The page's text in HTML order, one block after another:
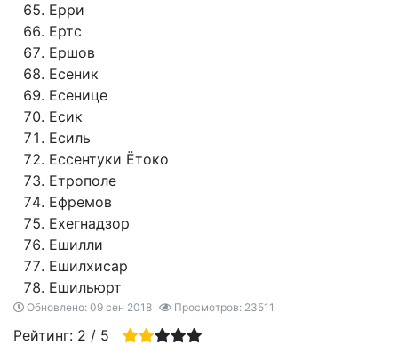
Ерри
Ертс
Ершов
Есеник
Есенице
Есик
Есиль
Ессентуки Ётоко
Етрополе
Ефремов
Ехегнадзор
Ешилли
Ешилхисар
Ешильюрт
Обновлено: 09 сен 2018 Просмотров: 23511
Рейтинг: 2 / 5